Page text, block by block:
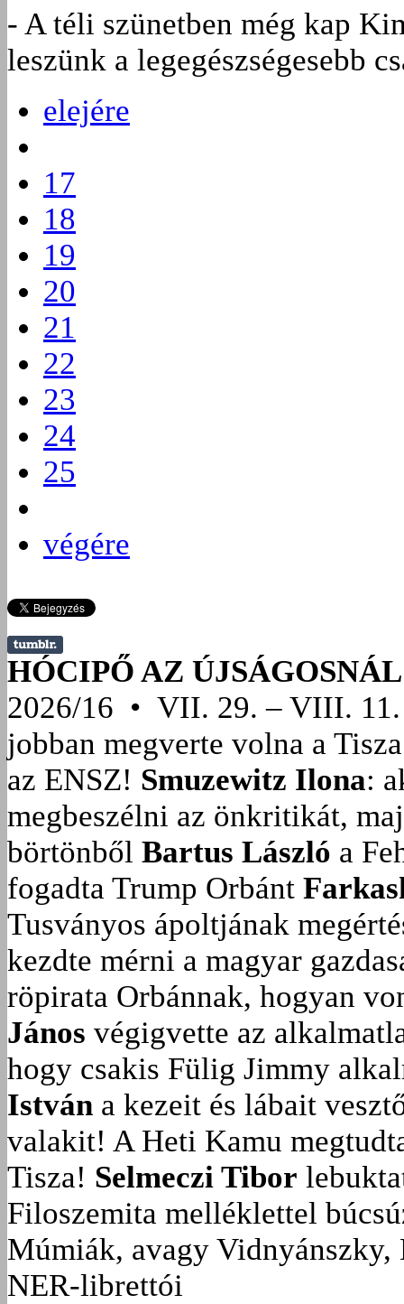
- A téli szünetben még kap
leszünk a legegészségesebb
elejére
17
18
19
20
21
22
23
24
25
végére
HÓCIPŐ AZ ÚJSÁGOSNÁL
2026/16 • VII. 29. – VIII. 11.
jobban megverte volna a
az ENSZ! Smuzewitz Ilona:
megbeszélni az önkritikát,
börtönből Bartus László a
fogadta Trump Orbánt
Tusványos ápoltjának
kezdte mérni a magyar
röpirata Orbánnak, hogyan
János végigvette az
hogy csakis Fülig Jimmy
István a kezeit és lábait
valakit! A Heti Kamu
Tisza! Selmeczi Tibor
Filoszemita melléklettel
Múmiák, avagy Vidnyánszky,
NER-librettói